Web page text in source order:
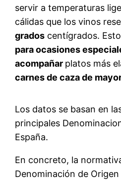
servir a temperaturas
cálidas que los vinos
grados centígrados.
para ocasiones
acompañar platos más
carnes de caza de
Los datos se basan en
principales
España.
En concreto, la
Denominación de